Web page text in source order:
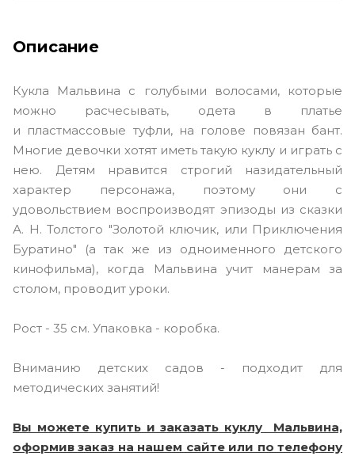
Описание
Кукла Мальвина с голубыми волосами, которые
можно расчесывать, одета в платье
и пластмассовые туфли, на голове повязан бант.
Многие девочки хотят иметь такую куклу и играть с
нею. Детям нравится строгий назидательный
характер персонажа, поэтому они с
удовольствием воспроизводят эпизоды из сказки
А. Н. Толстого "Золотой ключик, или Приключения
Буратино" (а так же из одноименного детского
кинофильма), когда Мальвина учит манерам за
столом, проводит уроки.
Рост - 35 см. Упаковка - коробка.
Вниманию детских садов - подходит для
методических занятий!
Вы можете купить и заказать куклу Мальвина,
оформив заказ на нашем сайте или по телефону